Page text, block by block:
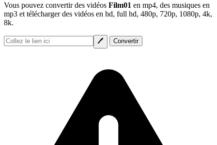
Vous pouvez convertir des vidéos Film01 en mp4, des musiques en
mp3 et télécharger des vidéos en hd, full hd, 480p, 720p, 1080p, 4k,
8k.